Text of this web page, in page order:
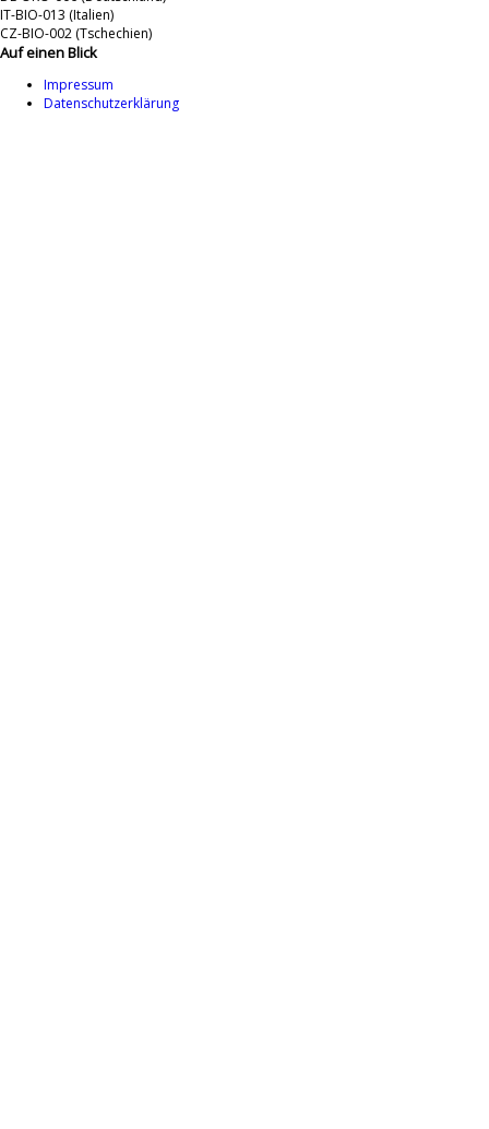
IT-BIO-013 (Italien)
CZ-BIO-002 (Tschechien)
Auf einen Blick
Impressum
Datenschutzerklärung